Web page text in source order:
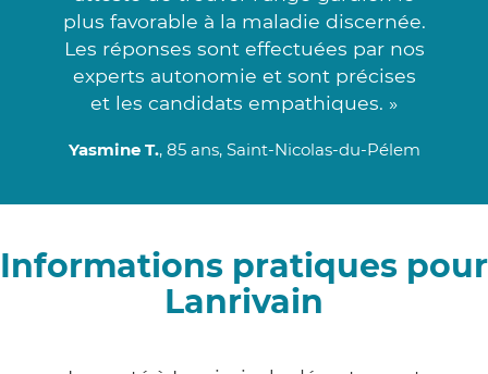
plus favorable à la maladie discernée.
Les réponses sont effectuées par nos
experts autonomie et sont précises
et les candidats empathiques. »
Yasmine T., 85 ans, Saint-Nicolas-du-Pélem
Informations pratiques pour
Lanrivain